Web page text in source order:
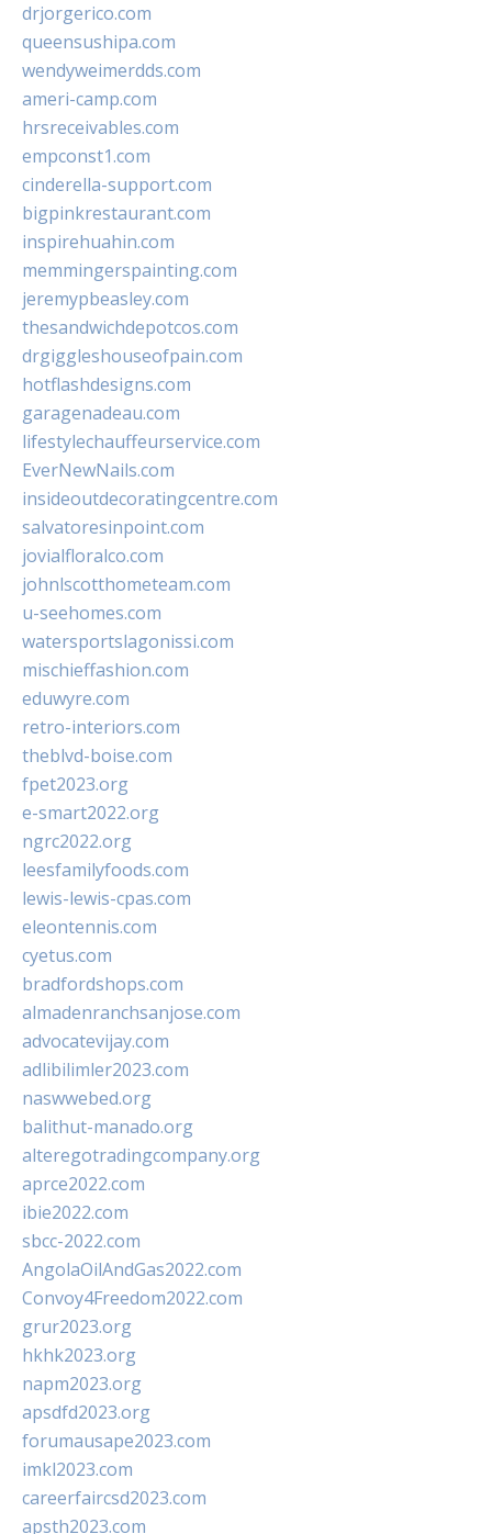
drjorgerico.com
queensushipa.com
wendyweimerdds.com
ameri-camp.com
hrsreceivables.com
empconst1.com
cinderella-support.com
bigpinkrestaurant.com
inspirehuahin.com
memmingerspainting.com
jeremypbeasley.com
thesandwichdepotcos.com
drgiggleshouseofpain.com
hotflashdesigns.com
garagenadeau.com
lifestylechauffeurservice.com
EverNewNails.com
insideoutdecoratingcentre.com
salvatoresinpoint.com
jovialfloralco.com
johnlscotthometeam.com
u-seehomes.com
watersportslagonissi.com
mischieffashion.com
eduwyre.com
retro-interiors.com
theblvd-boise.com
fpet2023.org
e-smart2022.org
ngrc2022.org
leesfamilyfoods.com
lewis-lewis-cpas.com
eleontennis.com
cyetus.com
bradfordshops.com
almadenranchsanjose.com
advocatevijay.com
adlibilimler2023.com
naswwebed.org
balithut-manado.org
alteregotradingcompany.org
aprce2022.com
ibie2022.com
sbcc-2022.com
AngolaOilAndGas2022.com
Convoy4Freedom2022.com
grur2023.org
hkhk2023.org
napm2023.org
apsdfd2023.org
forumausape2023.com
imkl2023.com
careerfaircsd2023.com
apsth2023.com